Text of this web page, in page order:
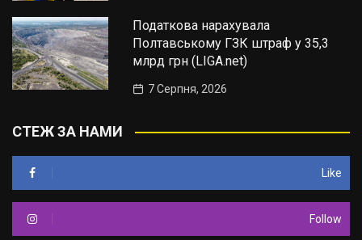
Податкова нарахувала
Полтавському ГЗК штраф у 35,3
млрд грн (LIGA.net)
7 Серпня, 2026
СТЕЖ ЗА НАМИ
Like
Follow